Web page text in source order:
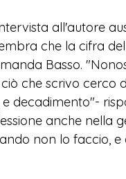
all'autore
che la cifra
Basso.
che scrivo cerco
e decadimento"-
anche nella
non lo faccio, e